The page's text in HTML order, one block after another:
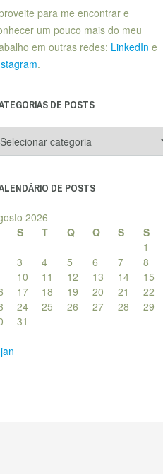
para me encontrar e
um pouco mais do meu
em outras redes: LinkedIn e
.
DE POSTS
DE POSTS
2026
S T Q Q S
S
1
3 4 5 6 7
8
10 11 12 13 14
15
17 18 19 20 21
22
24 25 26 27 28
29
31